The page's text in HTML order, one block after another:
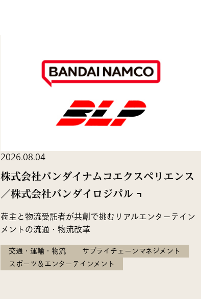
2026.08.04
株式会社バンダイナムコエクスペリエンス
／株式会社バンダイロジパル
荷主と物流受託者が共創で挑むリアルエンターテイン
メントの流通・物流改革
交通・運輸・物流
サプライチェーンマネジメント
スポーツ＆エンターテインメント